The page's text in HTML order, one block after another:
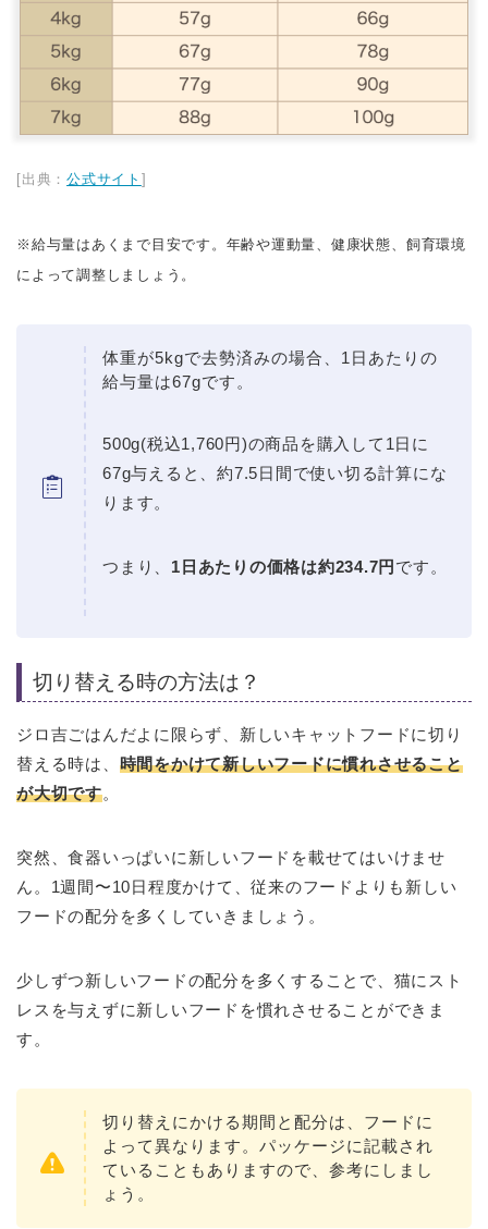
[出典：公式サイト ]
※給与量はあくまで目安です。年齢や運動量、健康状態、飼育環境
によって調整しましょう。
体重が5kgで去勢済みの場合、1日あたりの
給与量は67gです。
500g(税込1,760円)の商品を購入して1日に
67g与えると、約7.5日間で使い切る計算にな
ります。
つまり、 1日あたりの価格は約234.7円 です。
切り替える時の方法は？
ジロ吉ごはんだよに限らず、新しいキャットフードに切り
替える時は、 時間をかけて新しいフードに慣れさせること
が大切です。
突然、食器いっぱいに新しいフードを載せてはいけませ
ん。1週間〜10日程度かけて、従来のフードよりも新しい
フードの配分を多くしていきましょう。
少しずつ新しいフードの配分を多くすることで、猫にスト
レスを与えずに新しいフードを慣れさせることができま
す。
切り替えにかける期間と配分は、フードに
よって異なります。パッケージに記載され
ていることもありますので、参考にしまし
ょう。